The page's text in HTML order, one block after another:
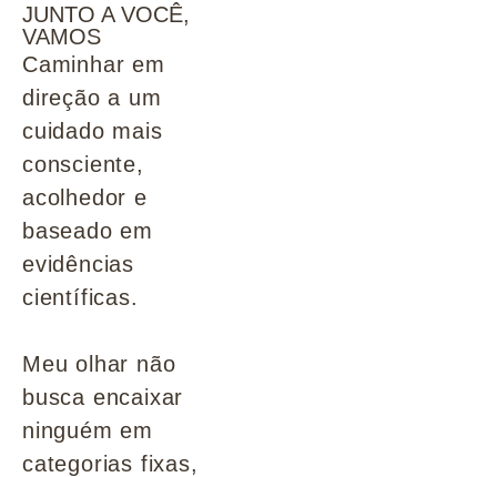
JUNTO A VOCÊ,
VAMOS
Caminhar em
direção a um
cuidado mais
consciente,
acolhedor e
baseado em
evidências
científicas.
Meu olhar não
busca encaixar
ninguém em
categorias fixas,